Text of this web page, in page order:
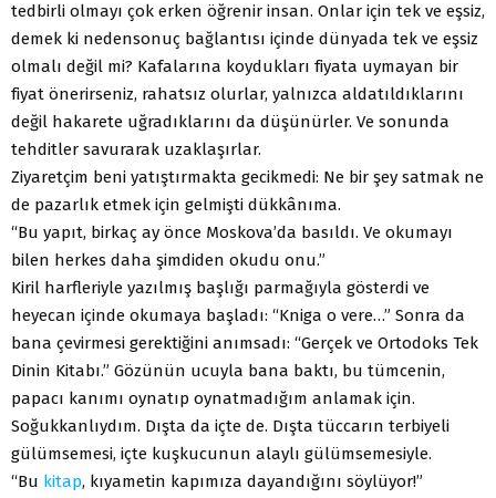
tedbirli olmayı çok erken öğrenir insan. Onlar için tek ve eşsiz,
demek ki nedensonuç bağlantısı içinde dünyada tek ve eşsiz
olmalı değil mi? Kafalarına koydukları fiyata uymayan bir
fiyat önerirseniz, rahatsız olurlar, yalnızca aldatıldıklarını
değil hakarete uğradıklarını da düşünürler. Ve sonunda
tehditler savurarak uzaklaşırlar.
Ziyaretçim beni yatıştırmakta gecikmedi: Ne bir şey satmak ne
de pazarlık etmek için gelmişti dükkânıma.
“Bu yapıt, birkaç ay önce Moskova’da basıldı. Ve okumayı
bilen herkes daha şimdiden okudu onu.”
Kiril harfleriyle yazılmış başlığı parmağıyla gösterdi ve
heyecan içinde okumaya başladı: “Kniga o vere…” Sonra da
bana çevirmesi gerektiğini anımsadı: “Gerçek ve Ortodoks Tek
Dinin Kitabı.” Gözünün ucuyla bana baktı, bu tümcenin,
papacı kanımı oynatıp oynatmadığım anlamak için.
Soğukkanlıydım. Dışta da içte de. Dışta tüccarın terbiyeli
gülümsemesi, içte kuşkucunun alaylı gülümsemesiyle.
“Bu kitap, kıyametin kapımıza dayandığını söylüyor!”